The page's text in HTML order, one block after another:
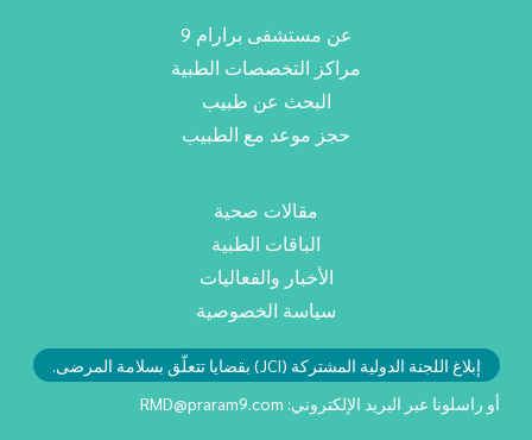
عن مستشفى برارام 9
مراكز التخصصات الطبية
البحث عن طبيب
حجز موعد مع الطبيب
مقالات صحية
الباقات الطبية
الأخبار والفعاليات
سياسة الخصوصية
إبلاغ اللجنة الدولية المشتركة (JCI) بقضايا تتعلّق بسلامة المرضى.
أو راسلونا عبر البريد الإلكتروني: RMD@praram9.com